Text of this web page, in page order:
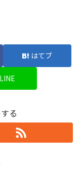
はてブ
LINE
る